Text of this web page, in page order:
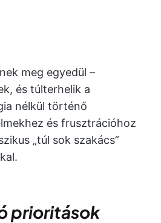
meg egyedül –
és túlterhelik a
nélkül történő
és frusztrációhoz
„túl sok szakács”
prioritások